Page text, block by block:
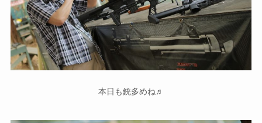
本日も銃多めね♬